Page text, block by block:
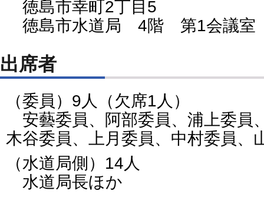
徳島市幸町2丁目5
徳島市水道局 4階 第1会議室
出席者
（委員）9人（欠席1人）
安藝委員、阿部委員、浦上委員
木谷委員、上月委員、中村委員、
（水道局側）14人
水道局長ほか